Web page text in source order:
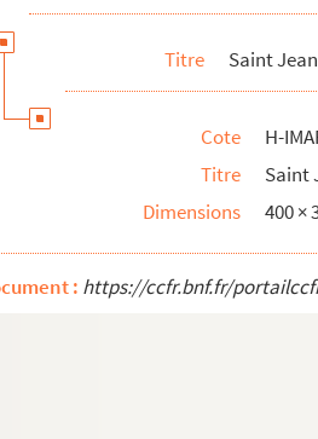
à Mantoue"
Mantoue"
Titre Saint
Cote
H-
Titre
Saint
Dimensions
400 ×
: https://ccfr.bnf.fr/